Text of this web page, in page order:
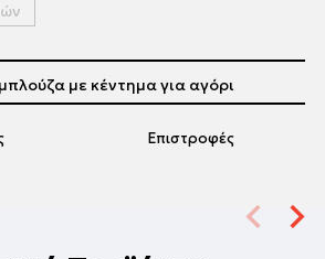
Επιστροφές
με κέντημα για αγόρι